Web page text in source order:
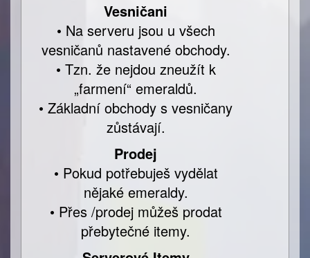
Vesničani
• Na serveru jsou u všech
vesničanů nastavené obchody.
• Tzn. že nejdou zneužít k
„farmení“ emeraldů.
• Základní obchody s vesničany
zůstávají.
Prodej
• Pokud potřebuješ vydělat
nějaké emeraldy.
• Přes /prodej můžeš prodat
přebytečné itemy.